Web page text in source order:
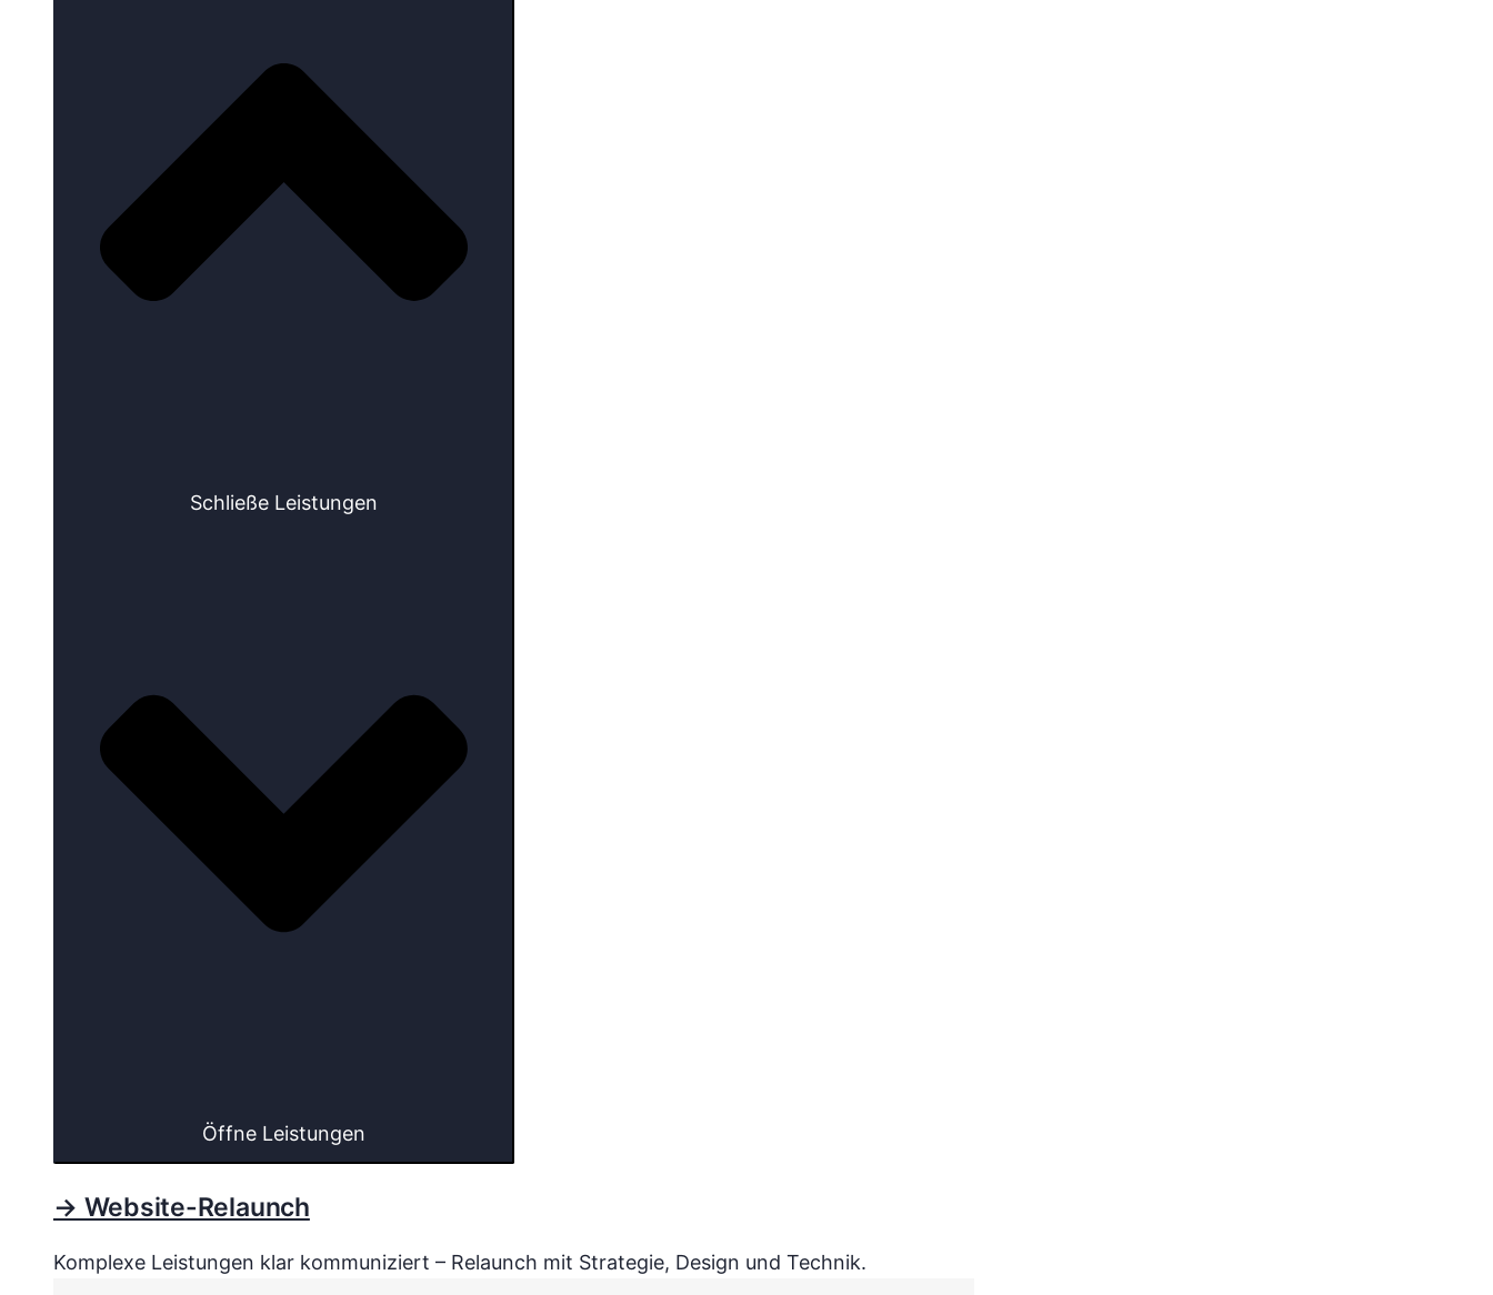
Schließe Leistungen
Öffne Leistungen
→ Website-Relaunch
Komplexe Leistungen klar kommuniziert – Relaunch mit Strategie, Design und Technik.